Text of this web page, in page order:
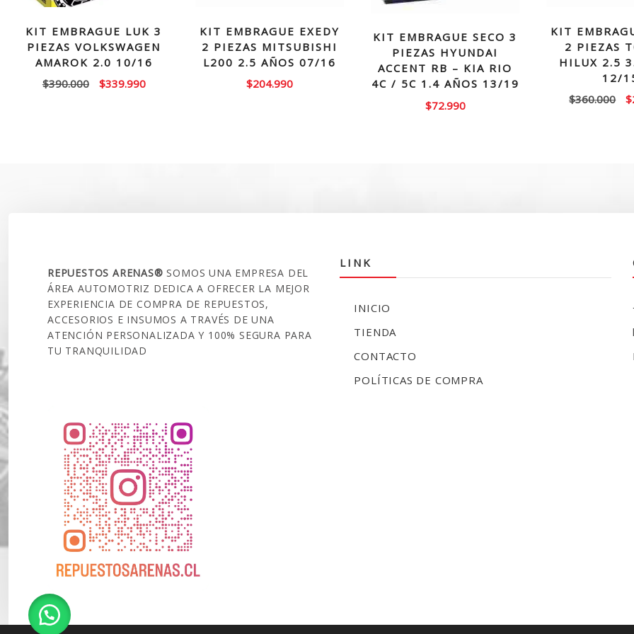
KIT EMBRAGUE LUK 3
PIEZAS VOLKSWAGEN
AMAROK 2.0 10/16
$390.000
El
$339.990El
KIT EMBRAGUE EXEDY
2 PIEZAS MITSUBISHI
L200 2.5 AÑOS 07/16
$204.990
KIT EMBRAGUE SECO 3
PIEZAS HYUNDAI
ACCENT RB – KIA RIO
4C / 5C 1.4 AÑOS 13/19
$72.990
KIT
2 PIEZAS
HILUX 2.5
12/
$360.000
El
$
REPUESTOS ARENAS®SOMOS UNA EMPRESA DEL
ÁREA AUTOMOTRIZ DEDICA A OFRECER LA MEJOR
EXPERIENCIA DE COMPRA DE REPUESTOS,
ACCESORIOS E INSUMOS A TRAVÉS DE UNA
ATENCIÓN PERSONALIZADA Y 100% SEGURA PARA
TU TRANQUILIDAD
LINK
INICIO
TIENDA
CONTACTO
POLÍTICAS DE COMPRA